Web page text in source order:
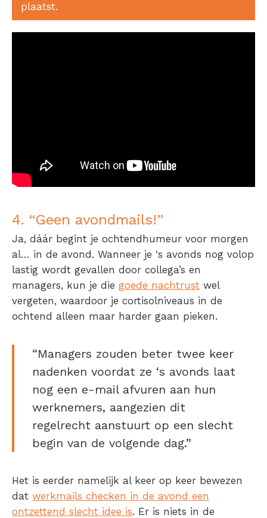
plaatst.
4. “Geen avondmails!”
Ja, dáár begint je ochtendhumeur voor morgen
al… in de avond. Wanneer je ‘s avonds nog volop
lastig wordt gevallen door collega’s en
managers, kun je die goede nachtrust wel
vergeten, waardoor je cortisolniveaus in de
ochtend alleen maar harder gaan pieken.
“Managers zouden beter twee keer
nadenken voordat ze ‘s avonds laat
nog een e-mail afvuren aan hun
werknemers, aangezien dit
regelrecht aanstuurt op een slecht
begin van de volgende dag.”
Het is eerder namelijk al keer op keer bewezen
dat werkmails checken in de avond een
ontzettend slecht idee is. Er is niets in de